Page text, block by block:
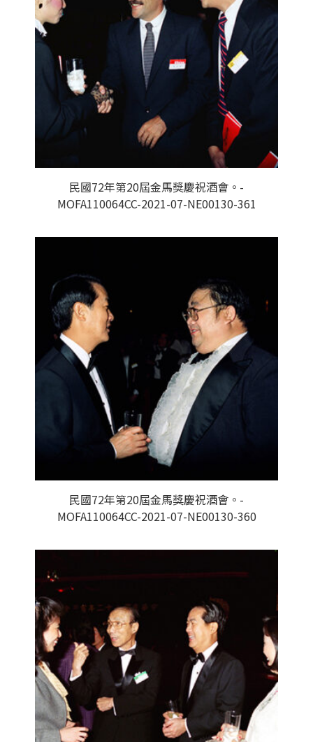
民國72年第20屆金馬獎慶祝酒會。-
MOFA110064CC-2021-07-NE00130-361
民國72年第20屆金馬獎慶祝酒會。-
MOFA110064CC-2021-07-NE00130-360